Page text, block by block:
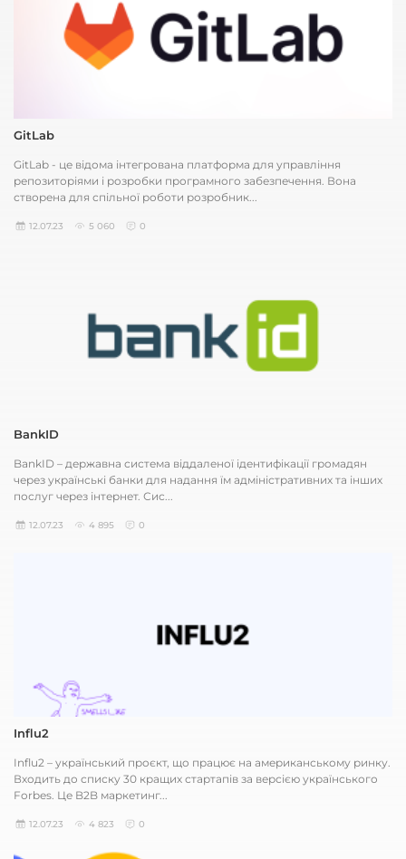
GitLab
GitLab - це відома інтегрована платформа для управління
репозиторіями і розробки програмного забезпечення. Вона
створена для спільної роботи розробник...
12.07.23 5 060 0
BankID
BankID – державна система віддаленої ідентифікації громадян
через українські банки для надання їм адміністративних та інших
послуг через інтернет. Сис...
12.07.23 4 895 0
Influ2
Influ2 – український проєкт, що працює на американському ринку.
Входить до списку 30 кращих стартапів за версією українського
Forbes. Це B2B маркетинг...
12.07.23 4 823 0